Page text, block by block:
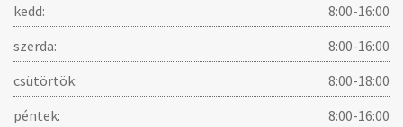
kedd:
8:00-16:00
szerda:
8:00-16:00
csütörtök:
8:00-18:00
péntek:
8:00-16:00